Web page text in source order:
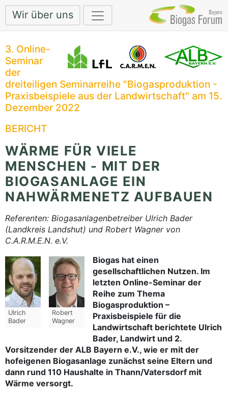
Wir über uns
3. Online-
Seminar
der
dreiteiligen Seminarreihe "Biogasproduktion -
Praxisbeispiele aus der Landwirtschaft" am 15.
Dezember 2022
BERICHT
WÄRME FÜR VIELE
MENSCHEN - MIT DER
BIOGASANLAGE EIN
NAHWÄRMENETZ AUFBAUEN
Referenten: Biogasanlagenbetreiber Ulrich Bader
(Landkreis Landshut) und Robert Wagner von
C.A.R.M.E.N. e.V.
Ulrich
Bader
Robert
Wagner
Biogas hat einen
gesellschaftlichen Nutzen. Im
letzten Online-Seminar der
Reihe zum Thema
Biogasproduktion –
Praxisbeispiele für die
Landwirtschaft berichtete Ulrich
Bader, Landwirt und 2.
Vorsitzender der ALB Bayern e.V., wie er mit der
hofeigenen Biogasanlage zunächst seine Eltern und
dann rund 110 Haushalte in Thann/Vatersdorf mit
Wärme versorgt.